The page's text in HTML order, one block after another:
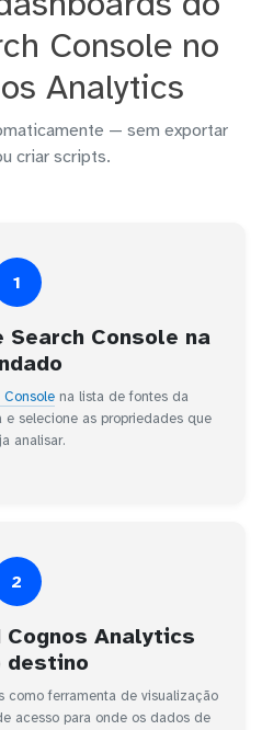
Console no
Analytics
— sem exportar
criar scripts.
1
Search Console na
na lista de fontes da
selecione as propriedades que
analisar.
2
Analytics
destino
como ferramenta de visualização
acesso para onde os dados de